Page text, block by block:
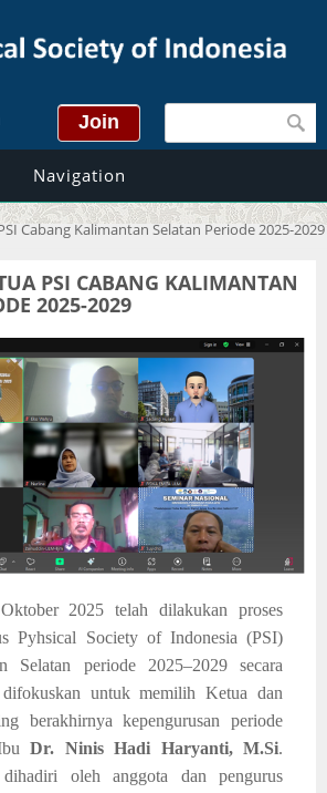
Search form
Navigation
Cabang Kalimantan Selatan Periode 2025-2029
PSI CABANG KALIMANTAN
2025-2029
2025 telah dilakukan proses
Pyhsical Society of Indonesia (PSI)
Selatan periode 2025–2029 secara
untuk memilih Ketua dan
berakhirnya kepengurusan periode
IbuDr. Ninis Hadi Haryanti, M.Si.
oleh anggota dan pengurus